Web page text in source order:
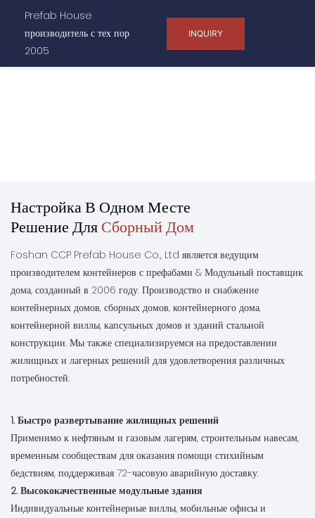
Prefab House
производитель с тех пор
2005
INQUIRY
Настройка В Одном Месте
Решение ДляСборный Дом
Foshan CCP Prefab House Co., Ltd является ведущим
производителем контейнеров с префабами & Модульный поставщик
дома, созданный в 2006 году. Производство и снабжение
контейнерных домов, сборных домов, контейнерного дома,
контейнерной виллы, капсульных домов и зданий стальной
конструкции. Мы также специализируемся на предоставлении
жилищных и лагерных решений для удовлетворения различных
потребностей.
1. Быстро развертывание жилищных решений
Применимо к нефтяным и газовым лагерям, строительным навесам,
временным сообществам для оказания помощи стихийным
бедствиям, поддерживая 72-часовую аварийную доставку.
2. Высококачественные модульные здания
Индивидуальные контейнерные виллы, мобильные офисы и